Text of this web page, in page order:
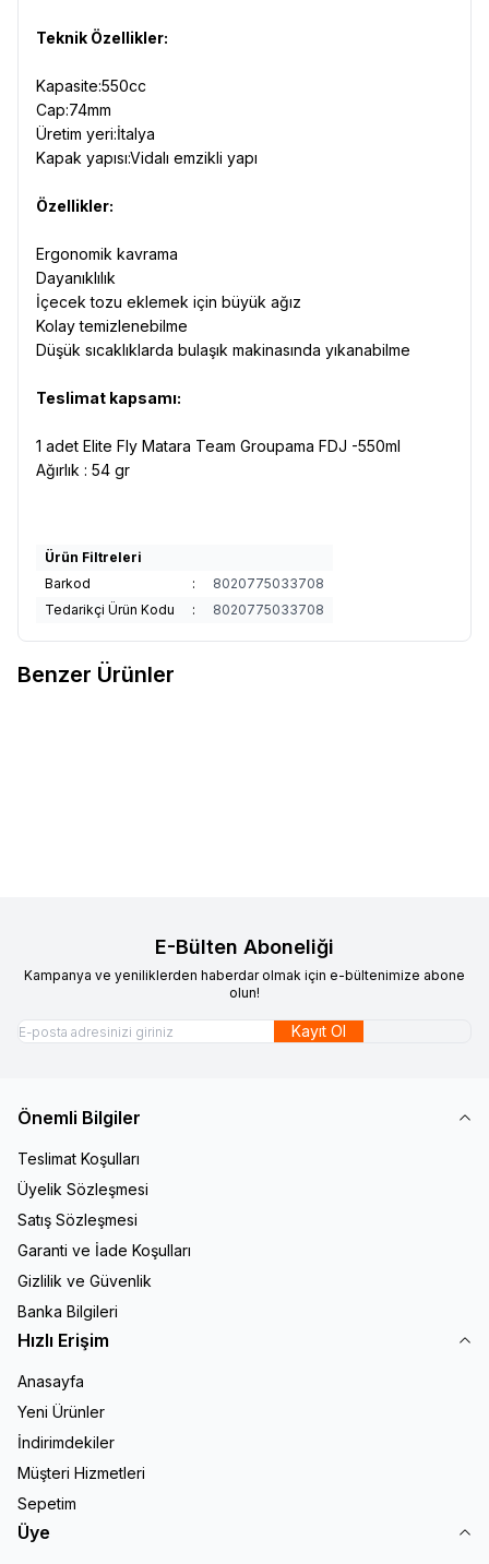
Teknik Özellikler:
Kapasite:550cc
Cap:74mm
Üretim yeri:İtalya
Kapak yapısı:Vidalı emzikli yapı
Özellikler:
Ergonomik kavrama
Dayanıklılık
İçecek tozu eklemek için büyük ağız
Kolay temizlenebilme
Düşük sıcaklıklarda bulaşık makinasında yıkanabilme
Teslimat kapsamı:
1 adet Elite Fly Matara Team Groupama FDJ -550ml
Ağırlık : 54 gr
Ürün Filtreleri
Barkod
:
8020775033708
Tedarikçi Ürün Kodu
: 8020775033708
Benzer Ürünler
E-Bülten Aboneliği
Kampanya ve yeniliklerden haberdar olmak için e-bültenimize abone
olun!
Kayıt Ol
Önemli Bilgiler
Teslimat Koşulları
Üyelik Sözleşmesi
Satış Sözleşmesi
Garanti ve İade Koşulları
Gizlilik ve Güvenlik
Banka Bilgileri
Hızlı Erişim
Anasayfa
Yeni Ürünler
İndirimdekiler
Müşteri Hizmetleri
Sepetim
Üye